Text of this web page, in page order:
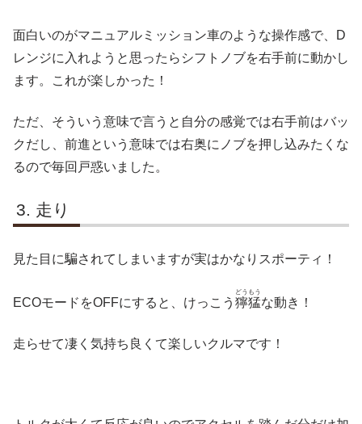
面白いのがマニュアルミッション車のような操作感で、D
レンジに入れようと思ったらシフトノブを右手前に動かし
ます。これが楽しかった！
ただ、そういう意味で言うと自分の感覚では右手前はバッ
クだし、前進という意味では右奥にノブを押し込みたくな
るので毎回戸惑いました。
走り
見た目に騙されてしまいますが実はかなりスポーティ！
ECOモードをOFFにすると、けっこう 獰猛
どうもう
な動き！
走らせて凄く気持ち良くて楽しいクルマです！